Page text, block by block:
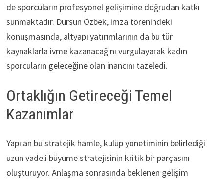
de sporcuların profesyonel gelişimine doğrudan katkı
sunmaktadır. Dursun Özbek, imza törenindeki
konuşmasında, altyapı yatırımlarının da bu tür
kaynaklarla ivme kazanacağını vurgulayarak kadın
sporcuların geleceğine olan inancını tazeledi.
Ortaklığın Getireceği Temel
Kazanımlar
Yapılan bu stratejik hamle, kulüp yönetiminin belirlediği
uzun vadeli büyüme stratejisinin kritik bir parçasını
oluşturuyor. Anlaşma sonrasında beklenen gelişim